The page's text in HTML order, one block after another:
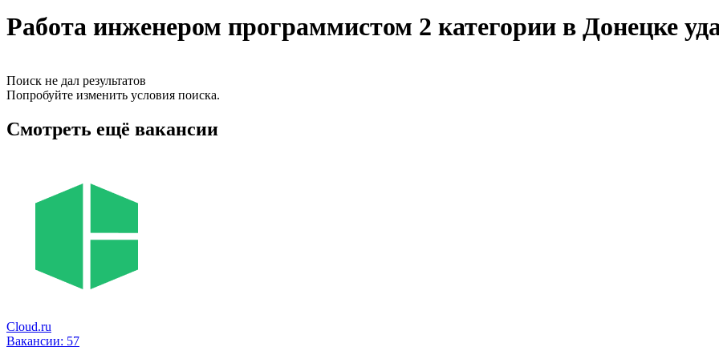
Работа инженером программистом 2 категории в Донецке
Поиск не дал результатов
Попробуйте изменить условия поиска.
Смотреть ещё вакансии
Cloud.ru
Вакансии: 57